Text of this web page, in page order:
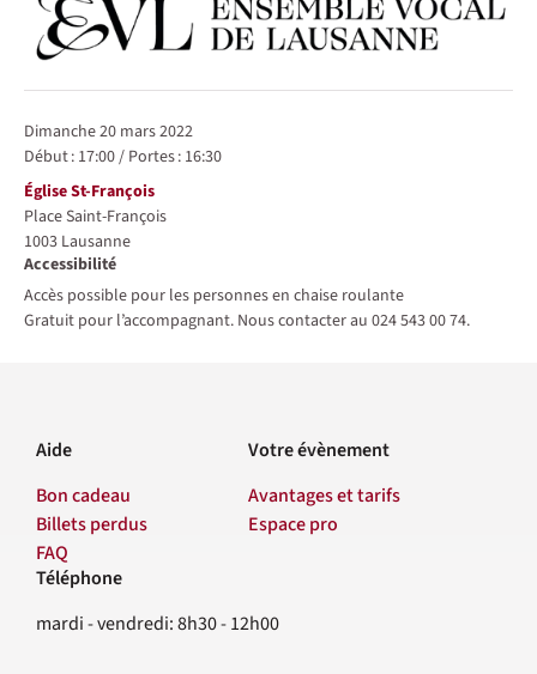
Représentations / Dates
dimanche 20 mars 2022
Début : 17:00/ Portes : 16:30
Lieu
Église St-François
Place Saint-François
1003 Lausanne
Accessibilité
Accès possible pour les personnes en chaise roulante
Gratuit pour l’accompagnant. Nous contacter au 024 543 00 74.
Aide
Bon cadeau
Billets perdus
FAQ
Votre évènement
Avantages et tarifs
Espace pro
Contact
Téléphone
mardi - vendredi: 8h30 - 12h00